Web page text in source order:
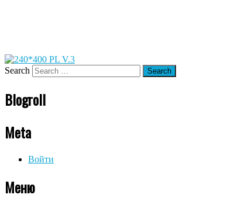
Search
Blogroll
Meta
Войти
Меню